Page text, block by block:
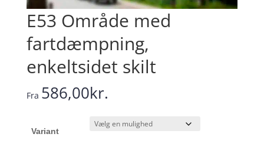
E53 Område med
fartdæmpning,
enkeltsidet skilt
Fra 586,00kr.
Variant